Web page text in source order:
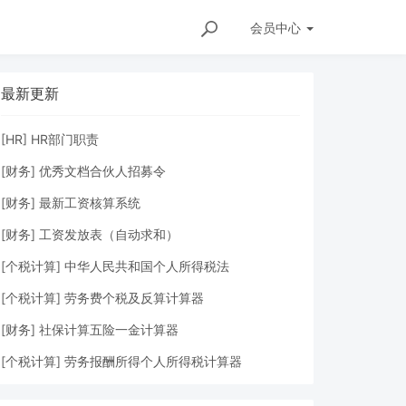
会员中心
最新更新
[HR] HR部门职责
[财务] 优秀文档合伙人招募令
[财务] 最新工资核算系统
[财务] 工资发放表（自动求和）
[个税计算] 中华人民共和国个人所得税法
[个税计算] 劳务费个税及反算计算器
[财务] 社保计算五险一金计算器
[个税计算] 劳务报酬所得个人所得税计算器